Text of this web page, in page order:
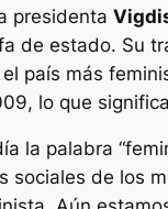
presidenta
de estado. Su
país más
lo que
la palabra
sociales de los